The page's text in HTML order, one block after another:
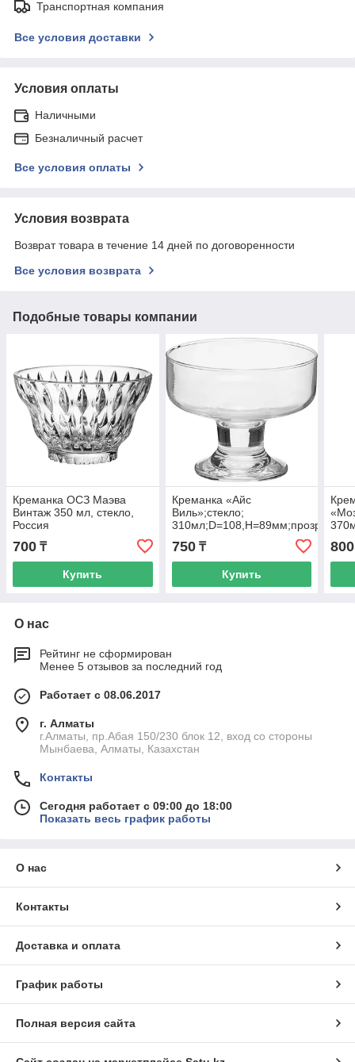
Транспортная компания
Все условия доставки
Условия оплаты
Наличными
Безналичный расчет
Все условия оплаты
Условия возврата
Возврат товара в течение 14 дней по договоренности
Все условия возврата
Подобные товары компании
Креманка ОСЗ Маэва
Винтаж 350 мл, стекло,
Россия
700 ₸
Купить
Креманка «Айс
Виль»;стекло;
310мл;D=108,H=89мм;прозр.
750₸
Купить
800
О нас
Рейтинг не сформирован
Менее 5 отзывов за последний год
Работает с 08.06.2017
г. Алматы
г.Алматы, пр.Абая 150/230 блок 12, вход со стороны
Мынбаева, Алматы, Казахстан
Контакты
Сегодня работает с 09:00 до 18:00
Показать весь график работы
О нас
Контакты
Доставка и оплата
График работы
Полная версия сайта